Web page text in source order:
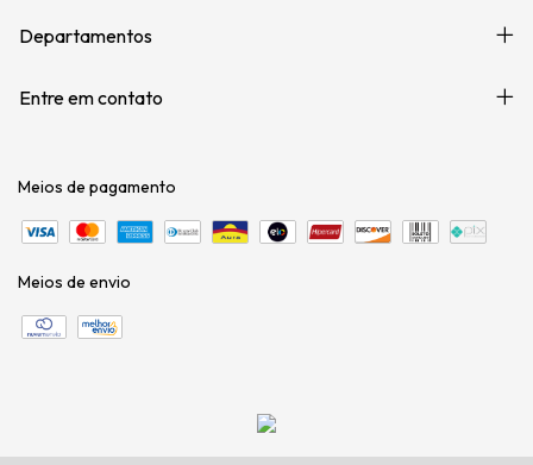
Departamentos
Entre em contato
Meios de pagamento
Meios de envio